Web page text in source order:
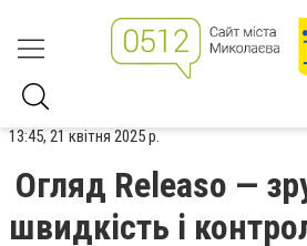
13:45, 21 квітня 2025 р.
Огляд Releaso —
швидкість і